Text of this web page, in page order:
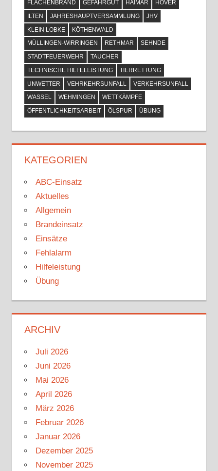
FLÄCHENBRAND
GEFAHRGUT HAIMAR
HÖVER
ILTEN
JAHRESHAUPTVERSAMMLUNG
JHV
KLEIN LOBKE
KÖTHENWALD
MÜLLINGEN-WIRRINGEN
RETHMAR
SEHNDE
STADTFEUERWEHR
TAUCHER
TECHNISCHE HILFELEISTUNG
TIERRETTUNG
UNWETTER
VEHRKEHRSUNFALL
VERKEHRSUNFALL
WASSEL
WEHMINGEN
WETTKÄMPFE
ÖFFENTLICHKEITSARBEIT
ÖLSPUR ÜBUNG
KATEGORIEN
ABC-Einsatz
Aktuelles
Allgemein
Brandeinsatz
Einsätze
Fehlalarm
Hilfeleistung
Übung
ARCHIV
Juli 2026
Juni 2026
Mai 2026
April 2026
März 2026
Februar 2026
Januar 2026
Dezember 2025
November 2025